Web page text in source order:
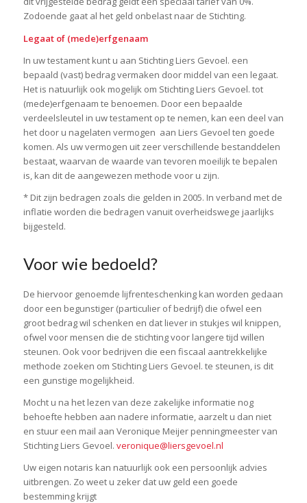
Zodoende gaat al het geld onbelast naar de Stichting.
Legaat of (mede)erfgenaam
In uw testament kunt u aan Stichting Liers Gevoel. een
bepaald (vast) bedrag vermaken door middel van een legaat.
Het is natuurlijk ook mogelijk om Stichting Liers Gevoel. tot
(mede)erfgenaam te benoemen. Door een bepaalde
verdeelsleutel in uw testament op te nemen, kan een deel van
het door u nagelaten vermogen aan Liers Gevoel ten goede
komen. Als uw vermogen uit zeer verschillende bestanddelen
bestaat, waarvan de waarde van tevoren moeilijk te bepalen
is, kan dit de aangewezen methode voor u zijn.
* Dit zijn bedragen zoals die gelden in 2005. In verband met de
inflatie worden die bedragen vanuit overheidswege jaarlijks
bijgesteld.
Voor wie bedoeld?
De hiervoor genoemde lijfrenteschenking kan worden gedaan
door een begunstiger (particulier of bedrijf) die ofwel een
groot bedrag wil schenken en dat liever in stukjes wil knippen,
ofwel voor mensen die de stichting voor langere tijd willen
steunen. Ook voor bedrijven die een fiscaal aantrekkelijke
methode zoeken om Stichting Liers Gevoel. te steunen, is dit
een gunstige mogelijkheid.
Mocht u na het lezen van deze zakelijke informatie nog
behoefte hebben aan nadere informatie, aarzelt u dan niet
en stuur een mail aan Veronique Meijer penningmeester van
Stichting Liers Gevoel. veronique@liersgevoel.nl
Uw eigen notaris kan natuurlijk ook een persoonlijk advies
uitbrengen. Zo weet u zeker dat uw geld een goede
bestemming krijgt